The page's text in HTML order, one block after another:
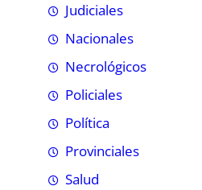
Judiciales
Nacionales
Necrológicos
Policiales
Política
Provinciales
Salud